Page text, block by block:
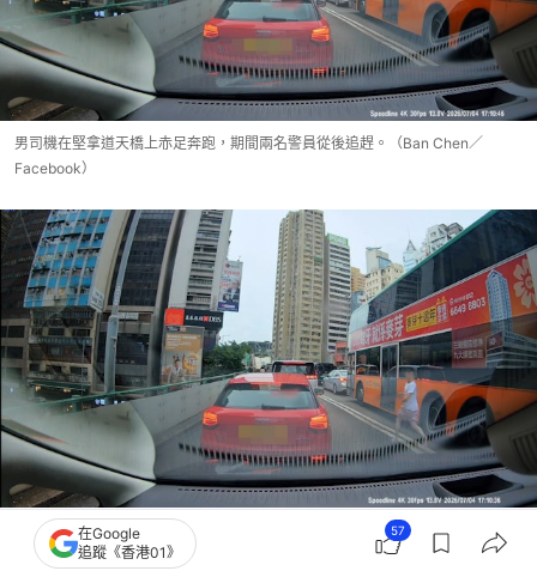
男司機在堅拿道天橋上赤足奔跑，期間兩名警員從後追趕。（Ban Chen／
Facebook）
男司機在堅拿道天橋上赤足奔跑，期間兩名警員從後追趕。（Ban Chen／
Facebook）
在Google
追蹤《香港01》
57